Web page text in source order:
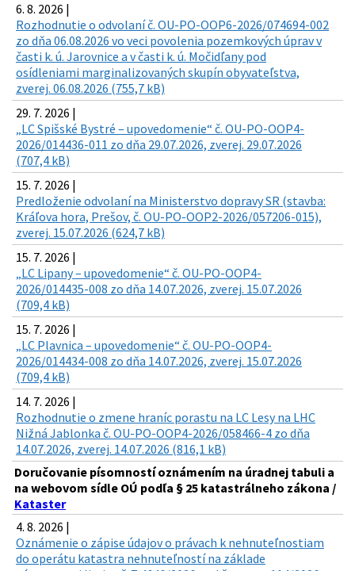
6. 8. 2026 |
Rozhodnutie o odvolaní č. OU-PO-OOP6-2026/074694-002
zo dňa 06.08.2026 vo veci povolenia pozemkových úprav v
časti k. ú. Jarovnice a v časti k. ú. Močidľany pod
osídleniami marginalizovaných skupín obyvateľstva,
zverej. 06.08.2026 (755,7 kB)
29. 7. 2026 |
„LC Spišské Bystré – upovedomenie“ č. OU-PO-OOP4-
2026/014436-011 zo dňa 29.07.2026, zverej. 29.07.2026
(707,4 kB)
15. 7. 2026 |
Predloženie odvolaní na Ministerstvo dopravy SR (stavba:
Kráľova hora, Prešov, č. OU-PO-OOP2-2026/057206-015),
zverej. 15.07.2026 (624,7 kB)
15. 7. 2026 |
„LC Lipany – upovedomenie“ č. OU-PO-OOP4-
2026/014435-008 zo dňa 14.07.2026, zverej. 15.07.2026
(709,4 kB)
15. 7. 2026 |
„LC Plavnica – upovedomenie“ č. OU-PO-OOP4-
2026/014434-008 zo dňa 14.07.2026, zverej. 15.07.2026
(709,4 kB)
14. 7. 2026 |
Rozhodnutie o zmene hraníc porastu na LC Lesy na LHC
Nižná Jablonka č. OU-PO-OOP4-2026/058466-4 zo dňa
14.07.2026, zverej. 14.07.2026 (816,1 kB)
Doručovanie písomností oznámením na úradnej tabuli a
na webovom sídle OÚ podľa § 25 katastrálneho zákona /
Kataster
4. 8. 2026 |
Oznámenie o zápise údajov o právach k nehnuteľnostiam
do operátu katastra nehnuteľností na základe